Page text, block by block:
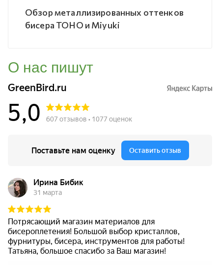
Обзор металлизированных оттенков
бисера TOHO и Miyuki
О нас пишут